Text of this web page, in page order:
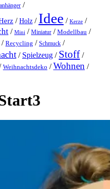
/
/Holz / Idee / Kerze /
/ Mini / Miniatur / Modellbau /
/ Recycling / Schmuck /
/ Spielzeug / Stoff /
Weihnachtsdeko /Wohnen /